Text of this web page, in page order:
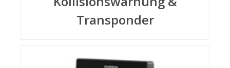
Transponder